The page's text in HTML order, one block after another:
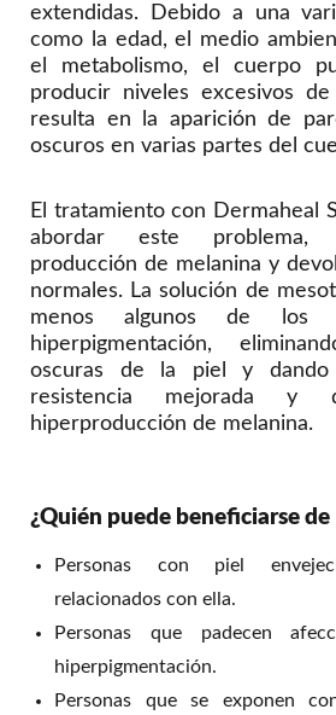
extendidas. Debido a una
como la edad, el medio
el metabolismo, el cuerpo
producir niveles excesivos
resulta en la aparición de
oscuros en varias partes del
El tratamiento con Dermaheal
abordar este problema,
producción de melanina y
normales. La solución de
menos algunos de los
hiperpigmentación,
oscuras de la piel y dando
resistencia mejorada y
hiperproducción de melanina.
¿Quién puede beneficiarse de
Personas con piel
relacionados con ella.
Personas que padecen
hiperpigmentación.
Personas que se exponen